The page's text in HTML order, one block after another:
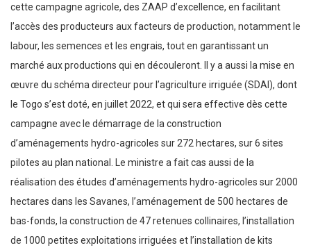
cette campagne agricole, des ZAAP d’excellence, en facilitant
l’accès des producteurs aux facteurs de production, notamment le
labour, les semences et les engrais, tout en garantissant un
marché aux productions qui en découleront. Il y a aussi la mise en
œuvre du schéma directeur pour l’agriculture irriguée (SDAI), dont
le Togo s’est doté, en juillet 2022, et qui sera effective dès cette
campagne avec le démarrage de la construction
d’aménagements hydro-agricoles sur 272 hectares, sur 6 sites
pilotes au plan national. Le ministre a fait cas aussi de la
réalisation des études d’aménagements hydro-agricoles sur 2000
hectares dans les Savanes, l’aménagement de 500 hectares de
bas-fonds, la construction de 47 retenues collinaires, l’installation
de 1000 petites exploitations irriguées et l’installation de kits